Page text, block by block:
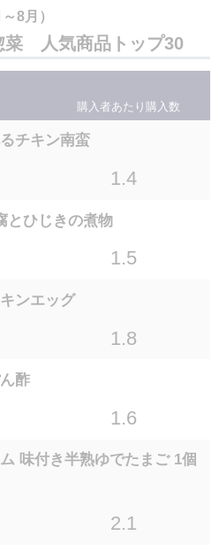
ゴールド 骨付き肉3本入 金
レー
とろっとゆでたまご 1個
1.5
とろっと卵黄の半熟煮たま
ずりと玉ねぎ
ろっと醤油煮たまご
砂肝の炭火焼 70g
1.5
8月）
人気商品トップ30
購入者あたり 購入数
チキン南蛮
1.4
とひじきの煮物
1.5
ンエッグ
1.8
酢
1.6
味付き半熟ゆでたまご 1個
2.1